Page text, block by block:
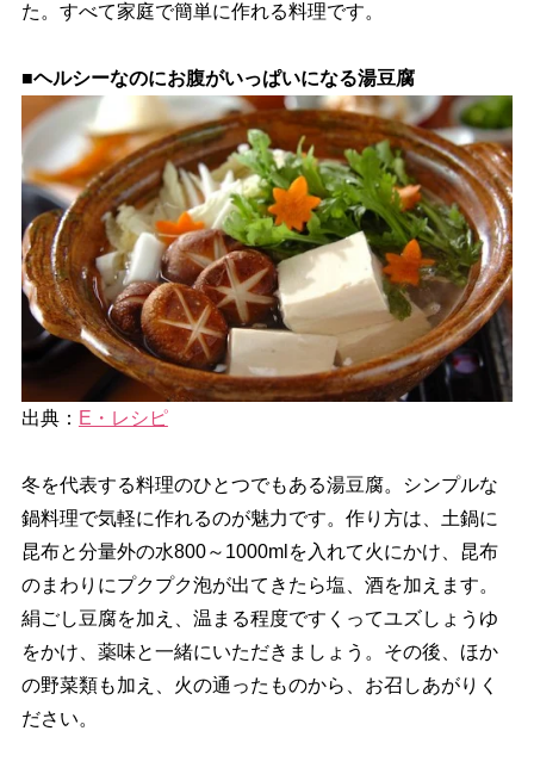
た。すべて家庭で簡単に作れる料理です。
■ヘルシーなのにお腹がいっぱいになる湯豆腐
出典： E・レシピ
冬を代表する料理のひとつでもある湯豆腐。シンプルな
鍋料理で気軽に作れるのが魅力です。作り方は、土鍋に
昆布と分量外の水800～1000mlを入れて火にかけ、昆布
のまわりにプクプク泡が出てきたら塩、酒を加えます。
絹ごし豆腐を加え、温まる程度ですくってユズしょうゆ
をかけ、薬味と一緒にいただきましょう。その後、ほか
の野菜類も加え、火の通ったものから、お召しあがりく
ださい。